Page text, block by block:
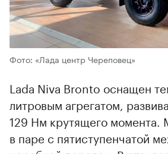
Фото: «Лада центр Череповец»
Lada Niva Bronto оснащен
литровым агрегатом,
129 Нм крутящего момента.
в паре с пятиступенчатой